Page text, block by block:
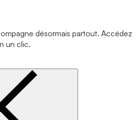
désormais partout. Accédez
un clic.